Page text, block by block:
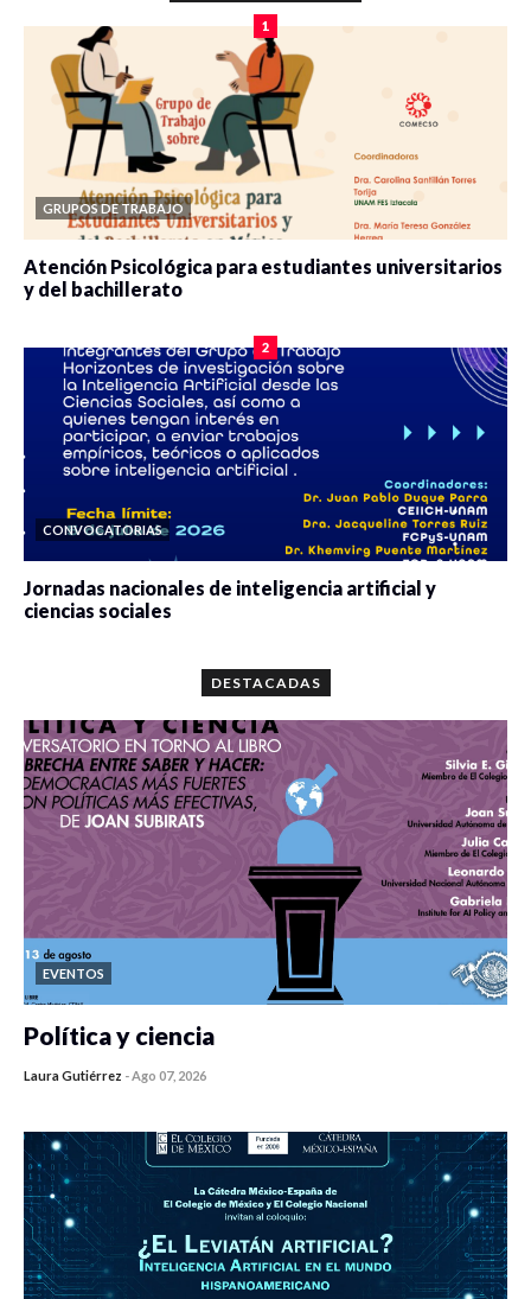
1
GRUPOS DE TRABAJO
Atención Psicológica para estudiantes universitarios
y del bachillerato
2
CONVOCATORIAS
Jornadas nacionales de inteligencia artificial y
ciencias sociales
DESTACADAS
EVENTOS
Política y ciencia
Laura Gutiérrez -Ago 07, 2026